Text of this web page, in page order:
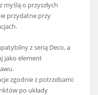
o przyszłych
przydatne przy
z serią Deco, a
jako element
zgodnie z potrzebami:
po układy